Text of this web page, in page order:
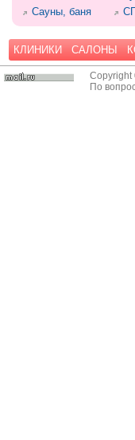
Сауны, баня
КЛИНИКИ САЛОНЫ
Copyright
По